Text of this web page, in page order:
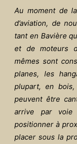
Au moment de
d’aviation, de
tant en Bavière
et de moteurs
mêmes sont
planes, les
plupart, en bois,
peuvent être
arrive par voie
positionner à
placer sous la